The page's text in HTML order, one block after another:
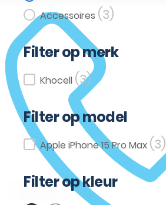
Accessoires (3)
Filter op merk
Filter op merk
Khocell (3)
Filter op model
Filter op model
Apple iPhone 15 Pro Max (3)
Filter op kleur
(2)
Transparent(1)